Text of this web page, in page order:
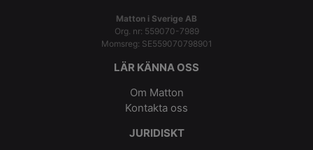
Matton i Sverige AB
Org. nr: 559070-7989
Momsreg: SE559070798901
LÄR KÄNNA OSS
Om Matton
Kontakta oss
JURIDISKT